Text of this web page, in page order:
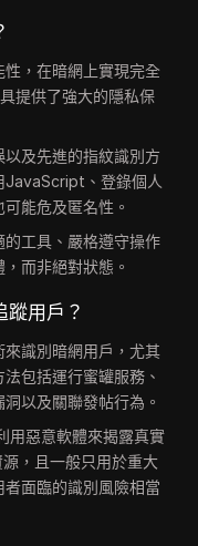
，在暗網上實現完全
提供了強大的隱私保
及先進的指紋識別方
JavaScript、登錄個人
能危及匿名性。
工具、嚴格遵守操作
而非絕對狀態。
蹤用戶？
識別暗網用戶，尤其
包括運行蜜罐服務、
以及關聯發帖行為。
用惡意軟體來揭露真實
，且一般只用於重大
面臨的識別風險相當